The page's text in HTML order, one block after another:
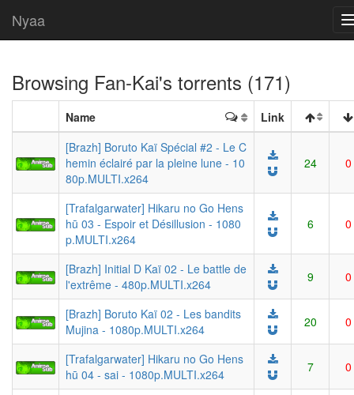
Nyaa
Browsing Fan-Kai's torrents (171)
Name
Link
[Brazh] Boruto Kaï Spécial #2 - Le C
hemin éclairé par la pleine lune - 10
80p.MULTI.x264
24 0
[Trafalgarwater] Hikaru no Go Hens
hū 03 - Espoir et Désillusion - 1080
p.MULTI.x264
6 0
[Brazh] Initial D Kaï 02 - Le battle de
l'extrême - 480p.MULTI.x264
9 0
[Brazh] Boruto Kaï 02 - Les bandits
Mujina - 1080p.MULTI.x264
20 0
[Trafalgarwater] Hikaru no Go Hens
hū 04 - sai - 1080p.MULTI.x264
7 0